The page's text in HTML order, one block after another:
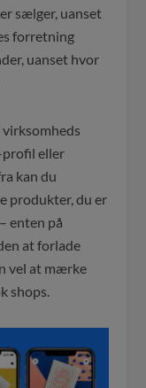
sælger, uanset
forretning
uanset hvor
virksomheds
profil eller
kan du
produkter, du er
enten på
at forlade
vel at mærke
shops.